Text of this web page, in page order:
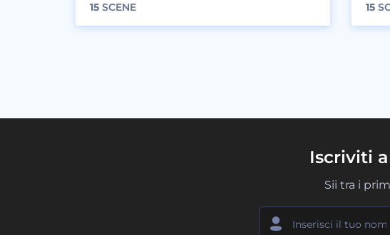
15 SCENE 15
Iscriviti
Sii tra i